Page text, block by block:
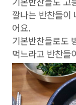
깔나는 반찬들이
어요.
기본반찬들로도
먹느라고 반찬들